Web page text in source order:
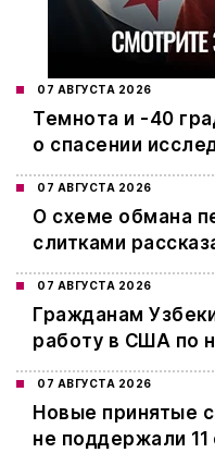
07 АВГУСТА 2026
Темнота и -40
о спасении
07 АВГУСТА 2026
О схеме обмана
слитками
07 АВГУСТА 2026
Гражданам
работу в США по
07 АВГУСТА 2026
Новые принятые
не поддержали